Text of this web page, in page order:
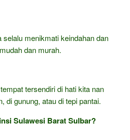
menikmati keindahan dan
dan murah.
tersendiri di hati kita nan
di gunung, atau di tepi pantai.
Sulawesi Barat Sulbar?